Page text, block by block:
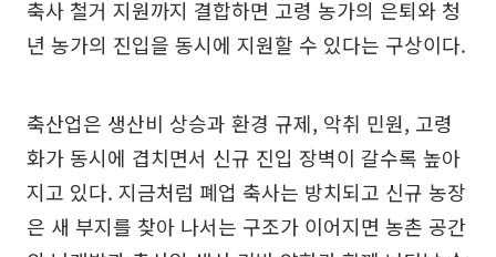
축사 철거 지원까지 결합하면 고령 농가의 은퇴와 청
년 농가의 진입을 동시에 지원할 수 있다는 구상이다.
축산업은 생산비 상승과 환경 규제, 악취 민원, 고령
화가 동시에 겹치면서 신규 진입 장벽이 갈수록 높아
지고 있다. 지금처럼 폐업 축사는 방치되고 신규 농장
은 새 부지를 찾아 나서는 구조가 이어지면 농촌 공간